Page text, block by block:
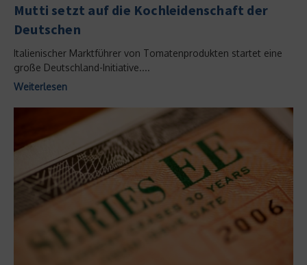
Mutti setzt auf die Kochleidenschaft der
Deutschen
Italienischer Marktführer von Tomatenprodukten startet eine
große Deutschland-Initiative....
Weiterlesen